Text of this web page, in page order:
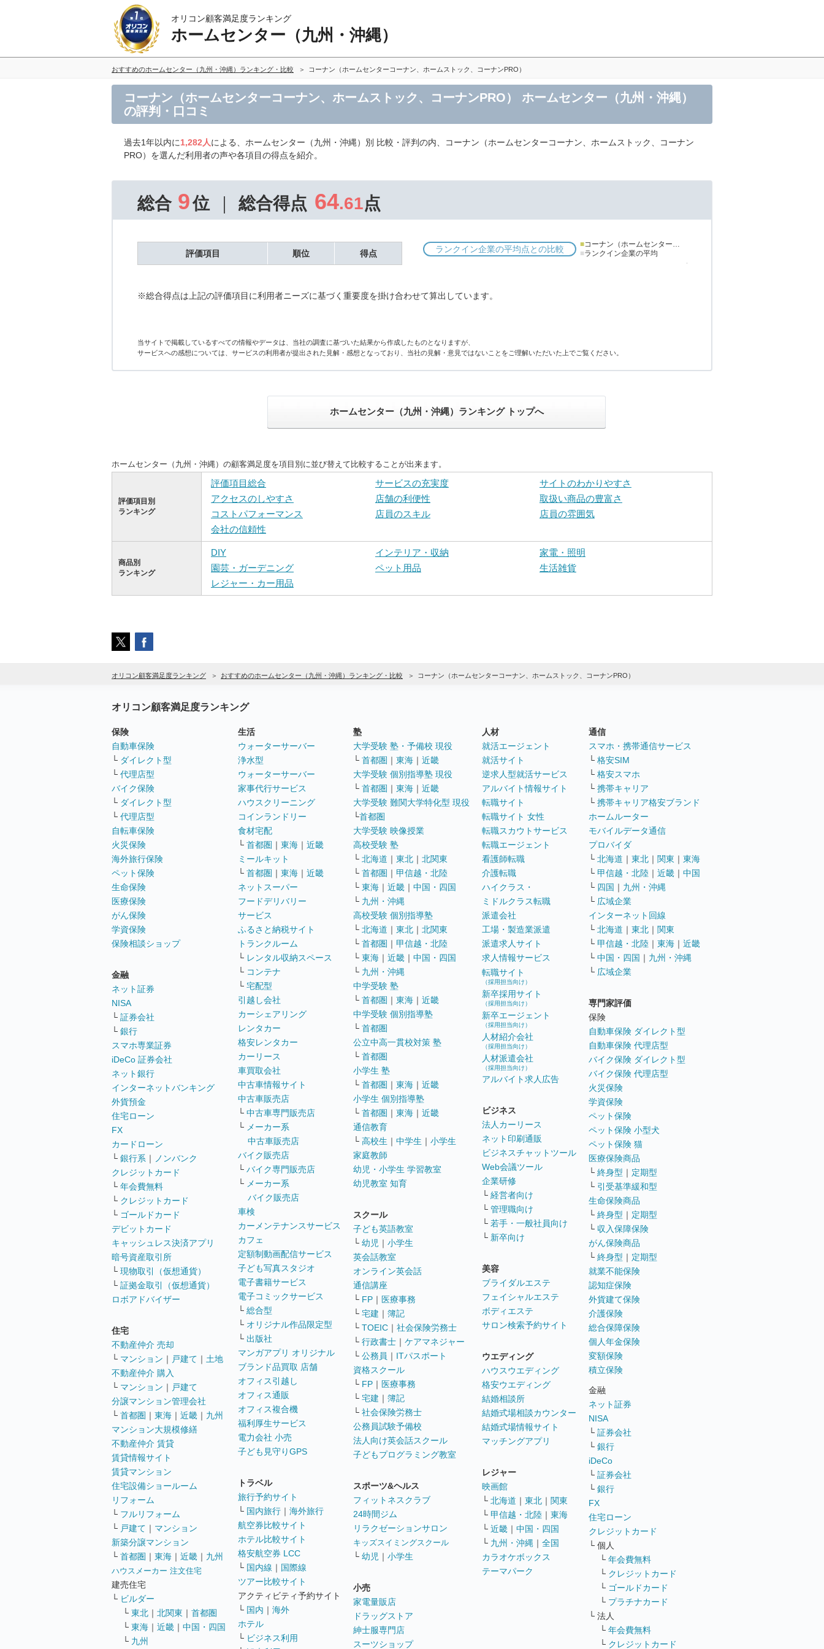
オリコン顧客満足度ランキング
ホームセンター（九州・沖縄）
おすすめのホームセンター（九州・沖縄）ランキング・比較 コーナン（ホームセンターコーナン、ホームストック、コーナンPRO）
コーナン（ホームセンターコーナン、ホームストック、コーナンPRO） ホームセンター（九州・沖縄）
の評判・口コミ
過去1年以内に1,282人による、ホームセンター（九州・沖縄）別 比較・評判の内、コーナン（ホームセンターコーナン、ホームストック、コーナン
PRO）を選んだ利用者の声や各項目の得点を紹介。
総合 9位 総合得点 64.61点
評価項目 順位 得点 ランクイン企業の平均点との比較 ■コーナン（ホームセンターコーナン、ホームストック、コーナンPRO）
■ランクイン企業の平均
※総合得点は上記の評価項目に利用者ニーズに基づく重要度を掛け合わせて算出しています。
当サイトで掲載しているすべての情報やデータは、当社の調査に基づいた結果から作成したものとなりますが、
サービスへの感想については、サービスの利用者が提出された見解・感想となっており、当社の見解・意見ではないことをご理解いただいた上でご覧ください。
ホームセンター（九州・沖縄）ランキング トップへ
ホームセンター（九州・沖縄）の顧客満足度を項目別に並び替えて比較することが出来ます。
評価項目別
ランキング
評価項目総合 サービスの充実度
サイトのわかりやすさ
アクセスのしやすさ
店舗の利便性
取扱い商品の豊富さ
コストパフォーマンス
店員のスキル
店員の雰囲気
会社の信頼性
商品別
ランキング
DIY インテリア・収納
家電・照明
園芸・ガーデニング
ペット用品
生活雑貨
レジャー・カー用品
オリコン顧客満足度ランキング おすすめのホームセンター（九州・沖縄）ランキング・比較 コーナン（ホームセンターコーナン、ホームストック、コーナンPRO）
オリコン顧客満足度ランキング
保険
自動車保険
└ ダイレクト型
└ 代理店型
バイク保険
└ ダイレクト型
└ 代理店型
自転車保険
火災保険
海外旅行保険
ペット保険
生命保険
医療保険
がん保険
学資保険
保険相談ショップ
金融
ネット証券
NISA
└ 証券会社
└ 銀行
スマホ専業証券
iDeCo 証券会社
ネット銀行
インターネットバンキング
外貨預金
住宅ローン
FX
カードローン
└ 銀行系 ｜
ノンバンク
クレジットカード
└ 年会費無料
└ クレジットカード
└ ゴールドカード
デビットカード
キャッシュレス決済アプリ
暗号資産取引所
└ 現物取引（仮想通貨）
└ 証拠金取引（仮想通貨）
ロボアドバイザー
住宅
不動産仲介 売却
└ マンション ｜ 戸建て ｜ 土地
不動産仲介 購入
└ マンション ｜ 戸建て
分譲マンション管理会社
└ 首都圏 ｜ 東海 ｜ 近畿 ｜ 九州
マンション大規模修繕
不動産仲介 賃貸
賃貸情報サイト
賃貸マンション
住宅設備ショールーム
リフォーム
└ フルリフォーム
└ 戸建て ｜ マンション
新築分譲マンション
└ 首都圏 ｜ 東海 ｜ 近畿 ｜ 九州
ハウスメーカー 注文住宅
建売住宅
└ ビルダー
└ 東北 ｜ 北関東 ｜ 首都圏
└ 東海 ｜ 近畿 ｜ 中国・四国
└ 九州
生活
ウォーターサーバー
浄水型
ウォーターサーバー
家事代行サービス
ハウスクリーニング
コインランドリー
食材宅配
└ 首都圏 ｜ 東海 ｜ 近畿
ミールキット
└ 首都圏 ｜ 東海 ｜ 近畿
ネットスーパー
フードデリバリー
サービス
ふるさと納税サイト
トランクルーム
└ レンタル収納スペース
└ コンテナ
└ 宅配型
引越し会社
カーシェアリング
レンタカー
格安レンタカー
カーリース
車買取会社
中古車情報サイト
中古車販売店
└ 中古車専門販売店
└ メーカー系
中古車販売店
バイク販売店
└ バイク専門販売店
└ メーカー系
バイク販売店
車検
カーメンテナンスサービス
カフェ
定額制動画配信サービス
子ども写真スタジオ
電子書籍サービス
電子コミックサービス
└ 総合型
└ オリジナル作品限定型
└ 出版社
マンガアプリ オリジナル
ブランド品買取 店舗
オフィス引越し
オフィス通販
オフィス複合機
福利厚生サービス
電力会社 小売
子ども見守りGPS
トラベル
旅行予約サイト
└ 国内旅行 ｜ 海外旅行
航空券比較サイト
ホテル比較サイト
格安航空券 LCC
└ 国内線 ｜ 国際線
ツアー比較サイト
アクティビティ予約サイト
└ 国内 ｜ 海外
ホテル
└ ビジネス利用
塾
大学受験 塾・予備校 現役
└ 首都圏 ｜ 東海 ｜ 近畿
大学受験 個別指導塾 現役
└ 首都圏 ｜ 東海 ｜ 近畿
大学受験 難関大学特化型 現役
└首都圏
大学受験 映像授業
高校受験 塾
└ 北海道 ｜ 東北 ｜ 北関東
└ 首都圏 ｜ 甲信越・北陸
└ 東海 ｜ 近畿 ｜ 中国・四国
└ 九州・沖縄
高校受験 個別指導塾
└ 北海道 ｜ 東北 ｜ 北関東
└ 首都圏 ｜ 甲信越・北陸
└ 東海 ｜ 近畿 ｜ 中国・四国
└ 九州・沖縄
中学受験 塾
└ 首都圏 ｜ 東海 ｜ 近畿
中学受験 個別指導塾
└ 首都圏
公立中高一貫校対策 塾
└ 首都圏
小学生 塾
└ 首都圏 ｜ 東海 ｜ 近畿
小学生 個別指導塾
└ 首都圏 ｜ 東海 ｜ 近畿
通信教育
└ 高校生 ｜ 中学生 ｜ 小学生
家庭教師
幼児・小学生 学習教室
幼児教室 知育
スクール
子ども英語教室
└ 幼児 ｜ 小学生
英会話教室
オンライン英会話
通信講座
└ FP ｜ 医療事務
└ 宅建 ｜ 簿記
└ TOEIC ｜ 社会保険労務士
└ 行政書士 ｜ ケアマネジャー
└ 公務員 ｜ ITパスポート
資格スクール
└ FP ｜ 医療事務
└ 宅建 ｜ 簿記
└ 社会保険労務士
公務員試験予備校
法人向け英会話スクール
子どもプログラミング教室
スポーツ&ヘルス
フィットネスクラブ
24時間ジム
リラクゼーションサロン
キッズスイミングスクール
└ 幼児 ｜ 小学生
小売
家電量販店
ドラッグストア
紳士服専門店
スーツショップ
人材
就活エージェント
就活サイト
逆求人型就活サービス
アルバイト情報サイト
転職サイト
転職サイト 女性
転職スカウトサービス
転職エージェント
看護師転職
介護転職
ハイクラス・
ミドルクラス転職
派遣会社
工場・製造業派遣
派遣求人サイト
求人情報サービス
転職サイト
（採用担当向け）
新卒採用サイト
（採用担当向け）
新卒エージェント
（採用担当向け）
人材紹介会社
（採用担当向け）
人材派遣会社
（採用担当向け）
アルバイト求人広告
ビジネス
法人カーリース
ネット印刷通販
ビジネスチャットツール
Web会議ツール
企業研修
└ 経営者向け
└ 管理職向け
└ 若手・一般社員向け
└ 新卒向け
美容
ブライダルエステ
フェイシャルエステ
ボディエステ
サロン検索予約サイト
ウエディング
ハウスウエディング
格安ウエディング
結婚相談所
結婚式場相談カウンター
結婚式場情報サイト
マッチングアプリ
レジャー
映画館
└ 北海道 ｜ 東北 ｜ 関東
└ 甲信越・北陸 ｜ 東海
└ 近畿 ｜ 中国・四国
└ 九州・沖縄 ｜ 全国
カラオケボックス
テーマパーク
通信
スマホ・携帯通信サービス
└ 格安SIM
└ 格安スマホ
└ 携帯キャリア
└ 携帯キャリア格安ブランド
ホームルーター
モバイルデータ通信
プロバイダ
└ 北海道 ｜ 東北 ｜ 関東 ｜ 東海
└ 甲信越・北陸 ｜ 近畿 ｜ 中国
└ 四国 ｜ 九州・沖縄
└ 広域企業
インターネット回線
└ 北海道 ｜ 東北 ｜ 関東
└ 甲信越・北陸 ｜ 東海 ｜ 近畿
└ 中国・四国 ｜ 九州・沖縄
└ 広域企業
専門家評価
保険
自動車保険 ダイレクト型
自動車保険 代理店型
バイク保険 ダイレクト型
バイク保険 代理店型
火災保険
学資保険
ペット保険
ペット保険 小型犬
ペット保険 猫
医療保険商品
└ 終身型 ｜ 定期型
└ 引受基準緩和型
生命保険商品
└ 終身型 ｜ 定期型
└ 収入保障保険
がん保険商品
└ 終身型 ｜ 定期型
就業不能保険
認知症保険
外貨建て保険
介護保険
総合保障保険
個人年金保険
変額保険
積立保険
金融
ネット証券
NISA
└ 証券会社
└ 銀行
iDeCo
└ 証券会社
└ 銀行
FX
住宅ローン
クレジットカード
└ 個人
└ 年会費無料
└ クレジットカード
└ ゴールドカード
└ プラチナカード
└ 法人
└ 年会費無料
└ クレジットカード